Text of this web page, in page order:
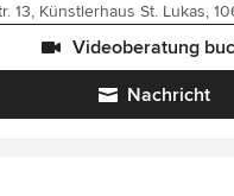
Nachricht
Videoberatung
13, Künstlerhaus St. Lukas,